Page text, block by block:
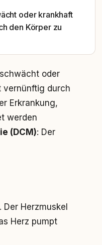
oder krankhaft
den Körper zu
oder
vernünftig durch
Erkrankung,
werden
(DCM): Der
Herzmuskel
Herz pumpt